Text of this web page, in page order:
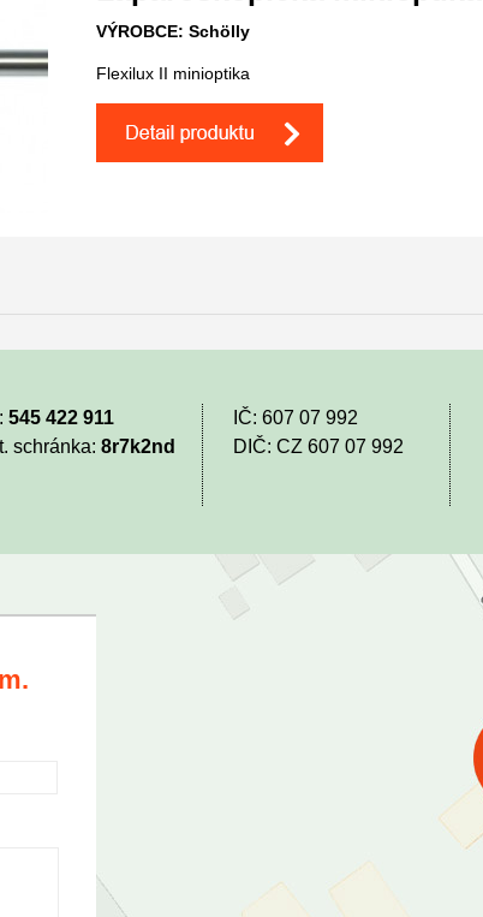
VÝROBCE: Schölly
Flexilux II minioptika
545 422 911
schránka: 8r7k2nd
IČ: 607 07 992
DIČ: CZ 607 07 992